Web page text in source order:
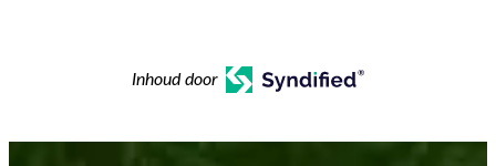
Inhoud door